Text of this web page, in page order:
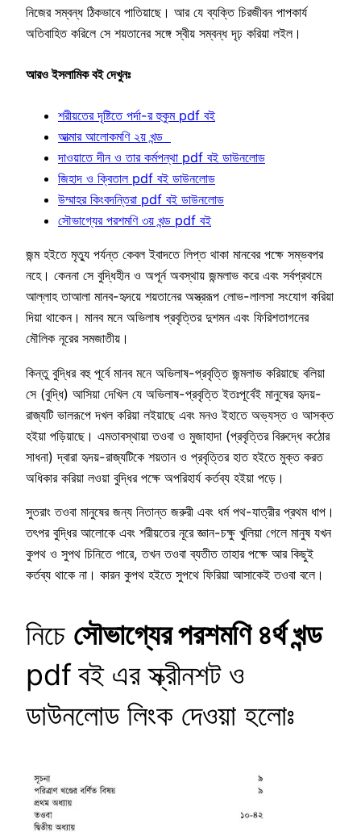
নিজের সম্বন্ধ ঠিকভাবে পাতিয়াছে। আর যে ব্যক্তি চিরজীবন পাপকার্য
অতিবাহিত করিলে সে শয়তানের সঙ্গে স্বীয় সম্বন্ধ দৃঢ় করিয়া লইল।
আরও ইসলামিক বই দেখুনঃ
শরীয়তের দৃষ্টিতে পর্দা-র হুকুম pdf বই
আত্মার আলোকমণি ২য় খন্ড
দাওয়াতে দীন ও তার কর্মপন্থা pdf বই ডাউনলোড
জিহাদ ও ক্বিতাল pdf বই ডাউনলোড
উম্মাহর কিংবদন্তিরা pdf বই ডাউনলোড
সৌভাগ্যের পরশমণি ৩য় খন্ড pdf বই
জন্ম হইতে মৃত্যু পর্যন্ত কেবল ইবাদতে লিপ্ত থাকা মানবের পক্ষে সম্ভবপর
নহে। কেননা সে বুদ্ধিহীন ও অপূর্ন অবস্থায় জন্মলাভ করে এবং সর্বপ্রথমে
আল্লাহ তাআলা মানব-হৃদয়ে শয়তানের অস্ত্ররূপ লোভ-লালসা সংযোগ করিয়া
দিয়া থাকেন। মানব মনে অভিলাষ প্রবৃত্তির দুশমন এবং ফিরিশতাগনের
মৌলিক নূরের সমজাতীয়।
কিন্তু বুদ্ধির বহু পূর্বে মানব মনে অভিলাষ-প্রবৃত্তি জন্মলাভ করিয়াছে বলিয়া
সে (বুদ্ধি) আসিয়া দেখিল যে অভিলাষ-প্রবৃত্তি ইতঃপূর্বেই মানুষের হৃদয়-
রাজ্যটি ভালরূপে দখল করিয়া লইয়াছে এবং মনও ইহাতে অভ্যস্ত ও আসক্ত
হইয়া পড়িয়াছে। এমতাবস্থায়া তওবা ও মুজাহাদা (প্রবৃত্তির বিরুদ্ধে কঠোর
সাধনা) দ্বারা হৃদয়-রাজ্যটিকে শয়তান ও প্রবৃত্তির হাত হইতে মুক্ত করত
অধিকার করিয়া লওয়া বুদ্ধির পক্ষে অপরিহার্য কর্তব্য হইয়া পড়ে।
সুতরাং তওবা মানুষের জন্য নিতান্ত জরুরী এবং ধর্ম পথ-যাত্রীর প্রথম ধাপ।
তৎপর বুদ্ধির আলোকে এবং শরীয়তের নূরে জ্ঞান-চক্ষু খুলিয়া গেলে মানুষ যখন
কুপথ ও সুপথ চিনিতে পারে, তখন তওবা ব্যতীত তাহার পক্ষে আর কিছুই
কর্তব্য থাকে না। কারন কুপথ হইতে সুপথে ফিরিয়া আসাকেই তওবা বলে।
নিচে সৌভাগ্যের পরশমণি ৪র্থ খন্ড
pdfবই এর স্ক্রীনশট ও
ডাউনলোড লিংক দেওয়া হলোঃ